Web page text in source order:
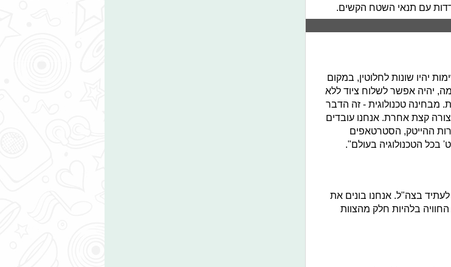
עם תנאי השטח הקשים.
יהיו שונות לחלוטין, במקום
יהיה אפשר לשלוח ציוד ללא
מבחינה טכנולוגית - זה הדבר
קצת אחרת. אנחנו עובדים
ההייטק, הסטרטאפים
בכל הטכנולוגיה בעולם".
בצה"ל. אנחנו בונים את
10 שנים. מעבר לכך, החוויה בלהיות חלק מהצוות